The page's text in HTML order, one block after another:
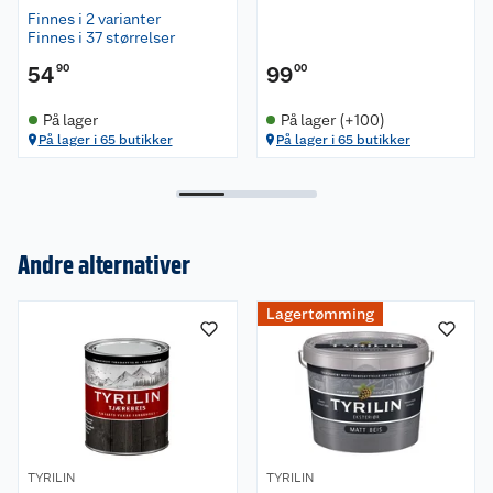
Finnes i 2 varianter
Finnes i 37 størrelser
5490
På lager
På lager i 65 butikker
9900
På lager (+100)
På lager i 65 butikker
Andre alternativer
TYRILIN
Lagertømming
TYRILIN
Kundeservice
Butikker
Nyheter
Våre merkevarer